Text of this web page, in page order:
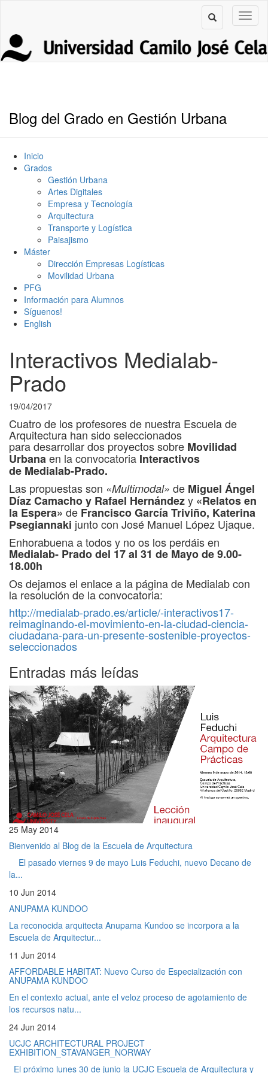
Blog del Grado en Gestión Urbana
Inicio
Grados
Gestión Urbana
Artes Digitales
Empresa y Tecnología
Arquitectura
Transporte y Logística
Paisajismo
Máster
Dirección Empresas Logísticas
Movilidad Urbana
PFG
Información para Alumnos
Síguenos!
English
Interactivos Medialab-
Prado
19/04/2017
Cuatro de los profesores de nuestra Escuela de
Arquitectura han sido seleccionados
para desarrollar dos proyectos sobre Movilidad
Urbanaen la convocatoria Interactivos
de Medialab-Prado.
Las propuestas son «Multimodal» de Miguel Ángel
Díaz Camacho y Rafael Hernándezy «Relatos en
la Espera» de Francisco García Triviño, Katerina
Psegiannaki junto con José Manuel López Ujaque.
Enhorabuena a todos y no os los perdáis en
Medialab- Prado del 17 al 31 de Mayo de 9.00-
18.00h
Os dejamos el enlace a la página de Medialab con
la resolución de la convocatoria:
http://medialab-prado.es/article/-interactivos17-
reimaginando-el-movimiento-en-la-ciudad-ciencia-
ciudadana-para-un-presente-sostenible-proyectos-
seleccionados
Entradas más leídas
25 May 2014
Bienvenido al Blog de la Escuela de Arquitectura
El pasado viernes 9 de mayo Luis Feduchi, nuevo Decano de
la...
10 Jun 2014
ANUPAMA KUNDOO
La reconocida arquitecta Anupama Kundoo se incorpora a la
Escuela de Arquitectur...
11 Jun 2014
AFFORDABLE HABITAT: Nuevo Curso de Especialización con
ANUPAMA KUNDOO
En el contexto actual, ante el veloz proceso de agotamiento de
los recursos natu...
24 Jun 2014
UCJC ARCHITECTURAL PROJECT
EXHIBITION_STAVANGER_NORWAY
El próximo lunes 30 de junio la UCJC Escuela de Arquitectura y